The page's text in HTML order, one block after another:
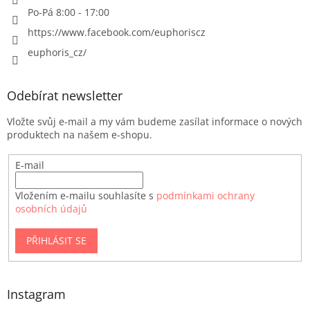
Po-Pá 8:00 - 17:00
https://www.facebook.com/euphoriscz
euphoris_cz/
Odebírat newsletter
Vložte svůj e-mail a my vám budeme zasílat informace o nových
produktech na našem e-shopu.
E-mail
Vložením e-mailu souhlasíte s podmínkami ochrany
osobních údajů
PŘIHLÁSIT SE
Instagram